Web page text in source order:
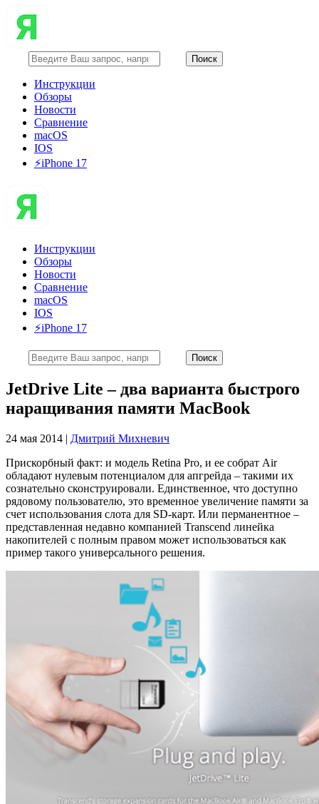
Инструкции
Обзоры
Новости
Сравнение
macOS
IOS
⚡️iPhone 17
Инструкции
Обзоры
Новости
Сравнение
macOS
IOS
⚡️iPhone 17
JetDrive Lite – два варианта быстрого
наращивания памяти MacBook
24 мая 2014 | Дмитрий Михневич
Прискорбный факт: и модель Retina Pro, и ее собрат Air
обладают нулевым потенциалом для апгрейда – такими их
сознательно сконструировали. Единственное, что доступно
рядовому пользователю, это временное увеличение памяти за
счет использования слота для SD-карт. Или перманентное –
представленная недавно компанией Transcend линейка
накопителей с полным правом может использоваться как
пример такого универсального решения.